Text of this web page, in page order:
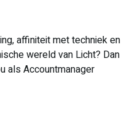
affiniteit met techniek en
wereld van Licht? Dan
als Accountmanager